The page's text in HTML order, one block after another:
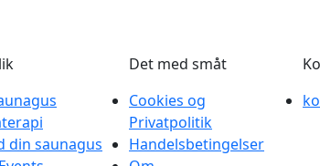
din saunagus
Det med småt
Cookies og
Privatpolitik
Handelsbetingelser